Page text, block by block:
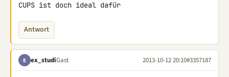
CUPS ist doch ideal dafür
Antwort
E ex_studiGast 2013-10-12 20:10#3357187